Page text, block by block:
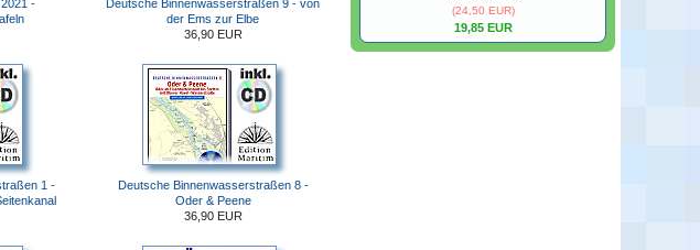
-
Deutsche Binnenwasserstraßen 9 - von
der Ems zur Elbe
36,90 EUR
1 -
Deutsche Binnenwasserstraßen 8 -
Oder & Peene
36,90 EUR
(24,50 EUR)
19,85 EUR